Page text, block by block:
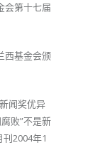
会第十七届
西基金会颁
闻奖优异
败”不是新
2004年1